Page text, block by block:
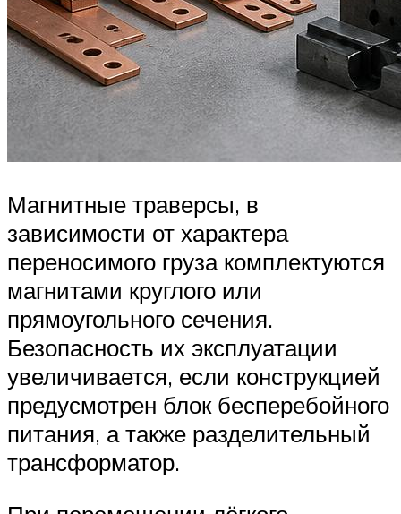
Магнитные траверсы, в
зависимости от характера
переносимого груза комплектуются
магнитами круглого или
прямоугольного сечения.
Безопасность их эксплуатации
увеличивается, если конструкцией
предусмотрен блок бесперебойного
питания, а также разделительный
трансформатор.